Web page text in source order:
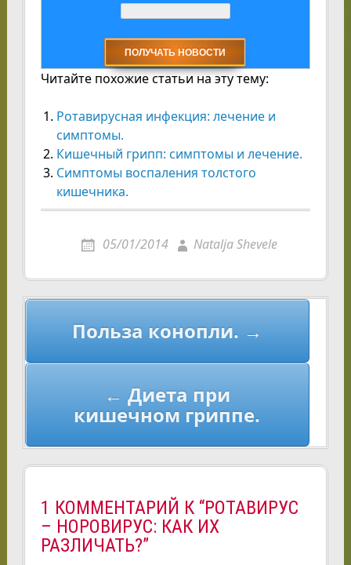
Читайте похожие статьи на эту тему:
Ротавирусная инфекция: лечение и
симптомы.
Кишечный грипп: симптомы и лечение.
Симптомы воспаления толстого
кишечника.
05/01/2014 Natalja Shevele
Навигация
записям
Польза конопли. →
← Диета при
кишечном гриппе.
1 КОММЕНТАРИЙ К “РОТАВИРУС
– НОРОВИРУС: КАК ИХ
РАЗЛИЧАТЬ?”